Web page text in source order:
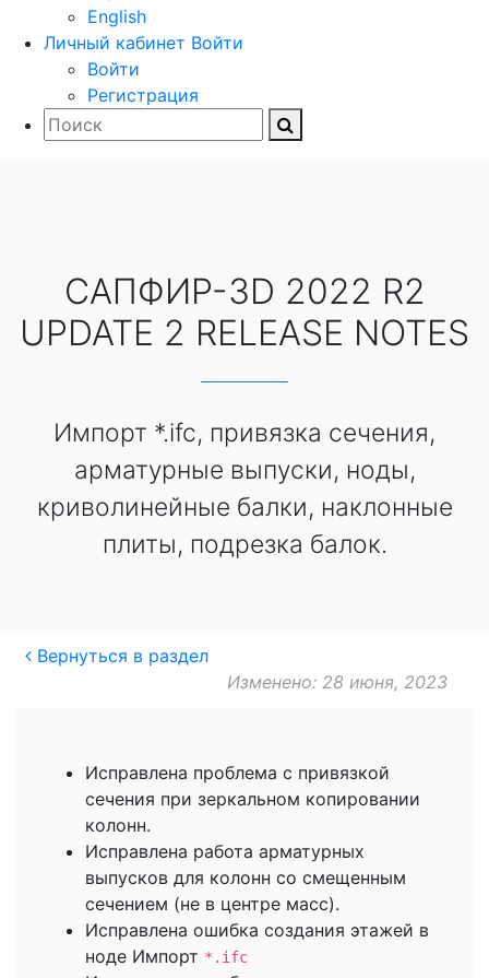
English
Личный кабинет Войти
Войти
Регистрация
САПФИР-3D 2022 R2
UPDATE 2 RELEASE NOTES
Импорт *.ifc, привязка сечения,
арматурные выпуски, ноды,
криволинейные балки, наклонные
плиты, подрезка балок.
Вернуться в раздел
Изменено: 28 июня, 2023
Исправлена проблема с привязкой
сечения при зеркальном копировании
колонн.
Исправлена работа арматурных
выпусков для колонн со смещенным
сечением (не в центре масс).
Исправлена ошибка создания этажей в
ноде Импорт *.ifc